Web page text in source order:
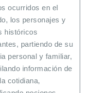
ocurridos en el
los personajes y
históricos
partiendo de su
personal y familiar,
información de
cotidiana,